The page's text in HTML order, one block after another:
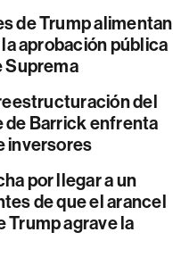
de Trump alimentan
la aprobación pública
Suprema
del
de Barrick enfrenta
inversores
por llegar a un
de que el arancel
Trump agrave la